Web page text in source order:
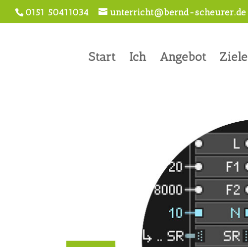
0151 50411034 unterricht@bernd-scheurer.de
Start Ich Angebot Ziele